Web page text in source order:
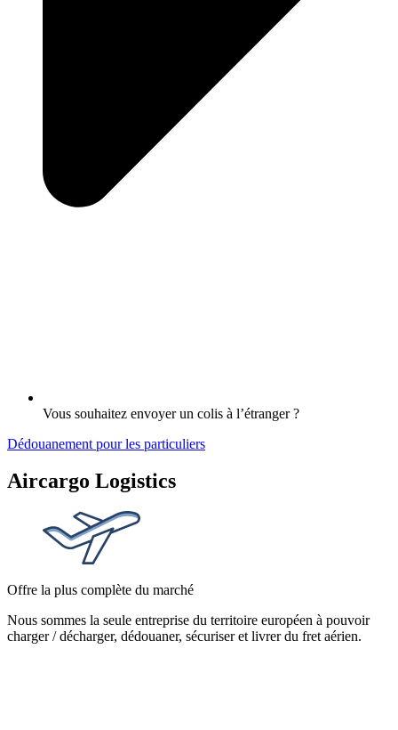
Vous souhaitez envoyer un colis à l’étranger ?
Dédouanement pour les particuliers
Aircargo Logistics
Offre la plus complète du marché
Nous sommes la seule entreprise du territoire européen à pouvoir
charger / décharger, dédouaner, sécuriser et livrer du fret aérien.